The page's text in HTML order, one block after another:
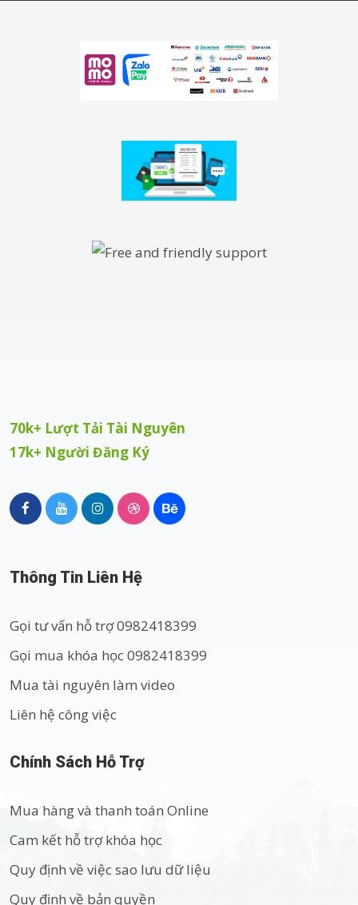
70k+ Lượt Tải Tài Nguyên
17k+ Người Đăng Ký
Thông Tin Liên Hệ
Gọi tư vấn hỗ trợ 0982418399
Gọi mua khóa học 0982418399
Mua tài nguyên làm video
Liên hệ công việc
Chính Sách Hỗ Trợ
Mua hàng và thanh toán Online
Cam kết hỗ trợ khóa học
Quy định về việc sao lưu dữ liệu
Quy định về bản quyền